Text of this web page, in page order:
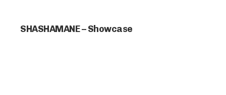
SHASHAMANE – Showcase